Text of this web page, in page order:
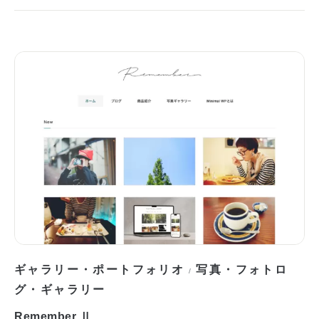
ギャラリー・ポートフォリオ /写真・フォトロ
グ・ギャラリー